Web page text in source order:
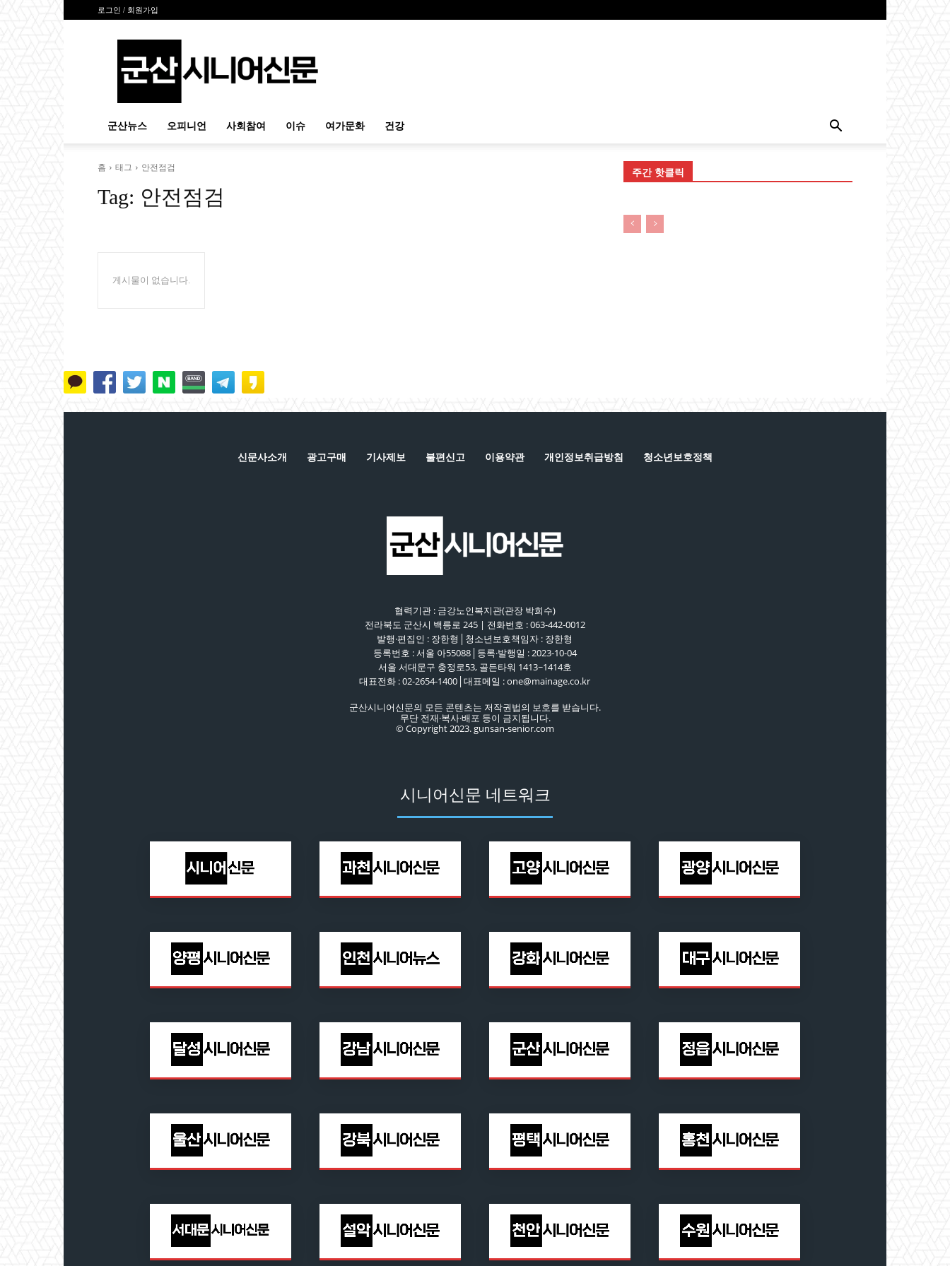
로그인 / 회원가입
시
군산뉴스 오피니언 사회참여 이슈 여가문화 건강
홈 태그 안전점검
Tag: 안전점검
게시물이 없습니다.
주간 핫클릭
신문사소개 광고구매 기사제보 불편신고 이용약관 개인정보취급방침 청소년보호정책
협력기관 : 금강노인복지관(관장 박희수)
전라북도 군산시 백릉로 245 | 전화번호 : 063-442-0012
발행·편집인 : 장한형│청소년보호책임자 : 장한형
등록번호 : 서울 아55088│등록·발행일 : 2023-10-04
서울 서대문구 충정로53, 골든타워 1413~1414호
대표전화 : 02-2654-1400│대표메일 : one@mainage.co.kr
군산시니어신문의 모든 콘텐츠는 저작권법의 보호를 받습니다.
무단 전재·복사·배포 등이 금지됩니다.
© Copyright 2023. gunsan-senior.com
시니어신문 네트워크